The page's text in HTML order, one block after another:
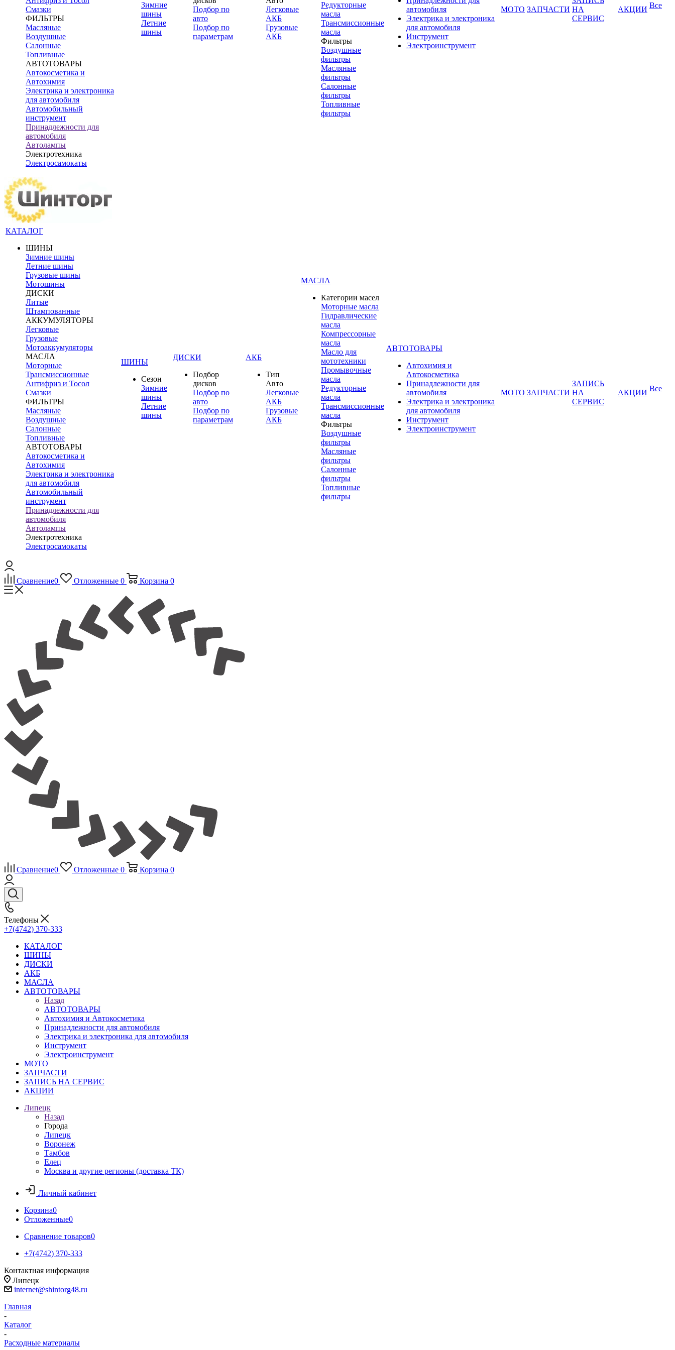
Смазки
ФИЛЬТРЫ
Масляные
Воздушные
Салонные
Топливные
АВТОТОВАРЫ
Автокосметика и
Автохимия
Электрика и электроника
для автомобиля
Автомобильный
инструмент
Принадлежности для
автомобиля
Автолампы
Электротехника
Электросамокаты
Зимние
шины
Летние
шины
Подбор по
авто
Подбор по
параметрам
Легковые
АКБ
Грузовые
АКБ
Редукторные
масла
Трансмиссионные
масла
Фильтры
Воздушные
фильтры
Масляные
фильтры
Салонные
фильтры
Топливные
фильтры
автомобиля
Электрика и электроника
для автомобиля
Инструмент
Электроинструмент
МОТО ЗАПЧАСТИ НА
СЕРВИС
АКЦИИ Все
КАТАЛОГ
ШИНЫ
Зимние шины
Летние шины
Грузовые шины
Мотошины
ДИСКИ
Литые
Штампованные
АККУМУЛЯТОРЫ
Легковые
Грузовые
Мотоаккумуляторы
МАСЛА
Моторные
Трансмиссионные
Антифриз и Тосол
Смазки
ФИЛЬТРЫ
Масляные
Воздушные
Салонные
Топливные
АВТОТОВАРЫ
Автокосметика и
Автохимия
Электрика и электроника
для автомобиля
Автомобильный
инструмент
Принадлежности для
автомобиля
Автолампы
Электротехника
Электросамокаты
ШИНЫ
Сезон
Зимние
шины
Летние
шины
ДИСКИ
Подбор
дисков
Подбор по
авто
Подбор по
параметрам
АКБ
Тип
Авто
Легковые
АКБ
Грузовые
АКБ
МАСЛА
Категории масел
Моторные масла
Гидравлические
масла
Компрессорные
масла
Масло для
мототехники
Промывочные
масла
Редукторные
масла
Трансмиссионные
масла
Фильтры
Воздушные
фильтры
Масляные
фильтры
Салонные
фильтры
Топливные
фильтры
АВТОТОВАРЫ
Автохимия и
Автокосметика
Принадлежности для
автомобиля
Электрика и электроника
для автомобиля
Инструмент
Электроинструмент
МОТО ЗАПЧАСТИ
ЗАПИСЬ
НА
СЕРВИС
АКЦИИ Все
Сравнение0 Отложенные 0 Корзина 0
Сравнение0 Отложенные 0 Корзина 0
Телефоны
+7(4742) 370-333
КАТАЛОГ
ШИНЫ
ДИСКИ
АКБ
МАСЛА
АВТОТОВАРЫ
Назад
АВТОТОВАРЫ
Автохимия и Автокосметика
Принадлежности для автомобиля
Электрика и электроника для автомобиля
Инструмент
Электроинструмент
МОТО
ЗАПЧАСТИ
ЗАПИСЬ НА СЕРВИС
АКЦИИ
Липецк
Назад
Города
Липецк
Воронеж
Тамбов
Елец
Москва и другие регионы (доставка ТК)
Личный кабинет
Корзина0
Отложенные0
Сравнение товаров0
+7(4742) 370-333
Контактная информация
Липецк
internet@shintorg48.ru
Главная
-
Каталог
-
Расходные материалы